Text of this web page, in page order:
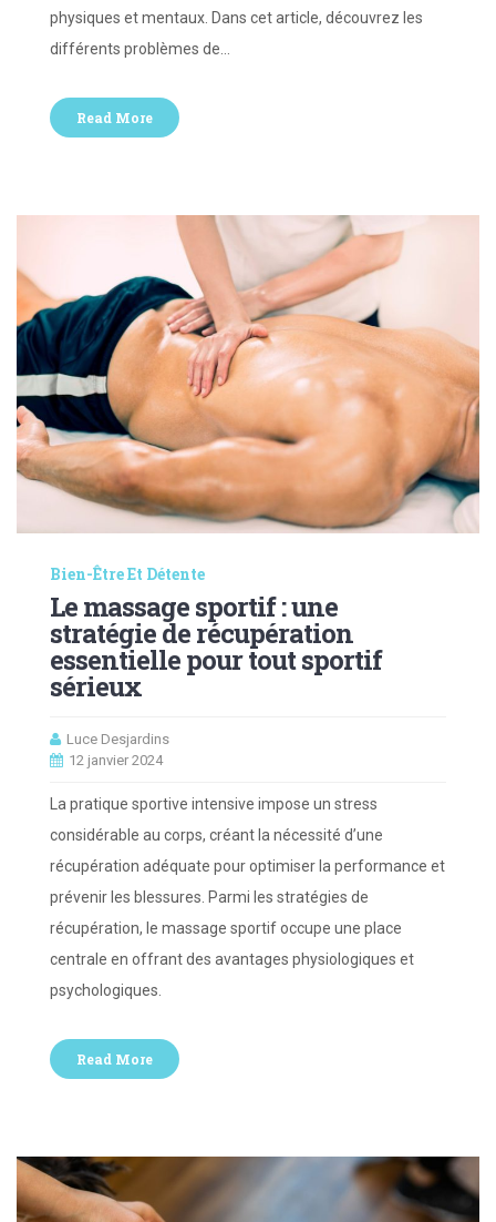
physiques et mentaux. Dans cet article, découvrez les
différents problèmes de…
Read More
Bien-Être Et Détente
Le massage sportif : une
stratégie de récupération
essentielle pour tout sportif
sérieux
Luce Desjardins
12 janvier 2024
La pratique sportive intensive impose un stress
considérable au corps, créant la nécessité d’une
récupération adéquate pour optimiser la performance et
prévenir les blessures. Parmi les stratégies de
récupération, le massage sportif occupe une place
centrale en offrant des avantages physiologiques et
psychologiques.
Read More